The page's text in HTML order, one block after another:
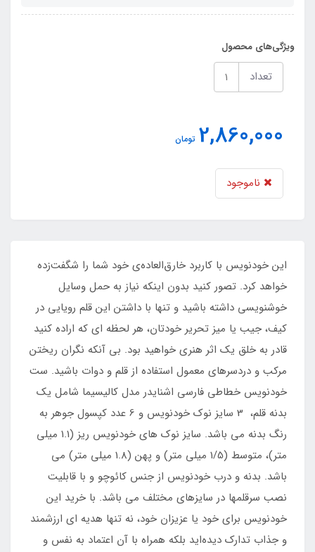
ویژگی‌های محصول
تعداد
2,860,000 تومان
ناموجود
این خودنویس با کاربرد خارق‌العاده‌ی خود شما را شگفت‌زده
خواهد کرد. تصور کنید بدون اینکه نیاز به حمل وسایل
خوشنویسی داشته باشید و تنها با داشتن این قلم رویایی در
کیف، جیب یا میز تحریر خودتان، هر لحظه ای که اراده کنید
قادر به خلق یک اثر هنری خواهید بود. بی آنکه نگران ریختن
مرکب و دردسرهای معمول استفاده از قلم و دوات باشید. ست
خودنویس خطاطی فارسی اشنایدر مدل کالیسیما شامل یک
بدنه قلم، 3 سایز نوک خودنویس و 6 عدد کپسول جوهر به
رنگ بدنه می باشد. سایز نوک های خودنویس ریز (1.1 میلی
متر)، متوسط (1/5 میلی متر) و پهن (1.8 میلی متر) می
باشد. بدنه و درب خودنویس از جنس کائوچو و با قابلیت
نصب سرقلمها در سایزهای مختلف می باشد. با خرید این
خودنویس برای خود یا عزیزان خود، نه تنها هدیه ای ارزشمند
و جذاب تدارک دیده‌اید بلکه همراه با آن اعتماد به نفس و